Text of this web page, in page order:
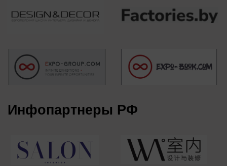
+375 29 668-46-50